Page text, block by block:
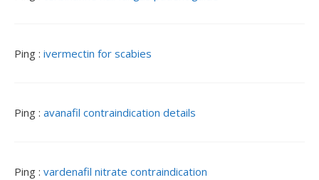
Ping : ivermectin for scabies
Ping : avanafil contraindication details
Ping : vardenafil nitrate contraindication